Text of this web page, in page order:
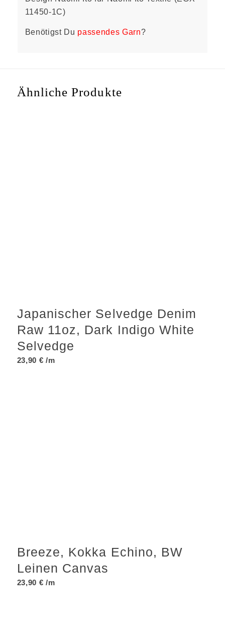
11450-1C)
Benötigst Du passendes Garn?
Ähnliche Produkte
Japanischer Selvedge Denim
Raw 11oz, Dark Indigo White
Selvedge
23,90 € /m
Breeze, Kokka Echino, BW
Leinen Canvas
23,90 € /m